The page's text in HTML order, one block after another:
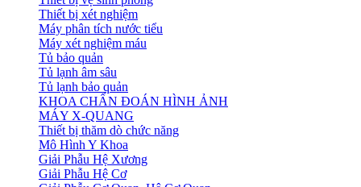
Thiết bị xét nghiệm
Máy phân tích nước tiểu
Máy xét nghiệm máu
Tủ bảo quản
Tủ lạnh âm sâu
Tủ lạnh bảo quản
KHOA CHẨN ĐOÁN HÌNH ẢNH
MÁY X-QUANG
Thiết bị thăm dò chức năng
Mô Hình Y Khoa
Giải Phẫu Hệ Xương
Giải Phẫu Hệ Cơ